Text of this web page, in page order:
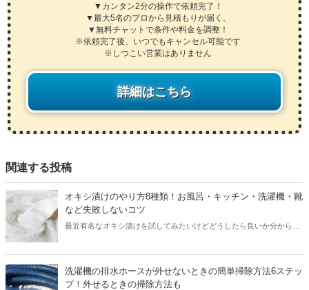
▼カンタン2分の操作で依頼完了！
▼最大5名のプロから見積もりが届く。
▼無料チャットで条件や料金を調整！
※依頼完了後、いつでもキャンセル可能です
※しつこい営業はありません
詳細はこちら
関連する投稿
オキシ漬けのやり方8種類！お風呂・キッチン・洗濯機・靴
など失敗しないコツ
最近有名なオキシ漬けを試してみたいけどどうしたら良いか分からな
事を参考にぜひご自分の家で試してみましょう。
洗濯機の排水ホースが外せないときの簡単掃除方法6ステッ
プ！外せるときの掃除方法も